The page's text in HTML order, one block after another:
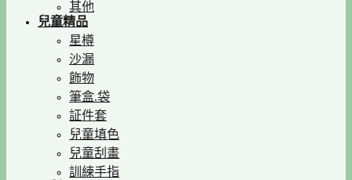
其他
兒童精品
星樽
沙漏
飾物
筆盒.袋
証件套
兒童填色
兒童刮畫
訓練手指